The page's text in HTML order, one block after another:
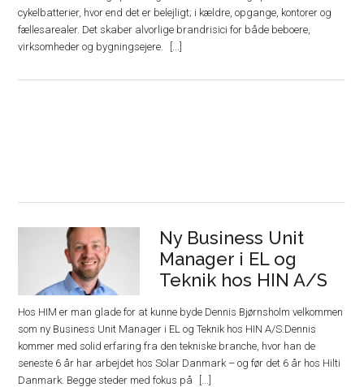
cykelbatterier, hvor end det er belejligt; i kældre, opgange, kontorer og
fællesarealer. Det skaber alvorlige brandrisici for både beboere,
virksomheder og bygningsejere.
Ny Business Unit
Manager i EL og
Teknik hos HIN A/S
Hos HIM er man glade for at kunne byde Dennis Bjørnsholm velkommen
som ny Business Unit Manager i EL og Teknik hos HIN A/S.Dennis
kommer med solid erfaring fra den tekniske branche, hvor han de
seneste 6 år har arbejdet hos Solar Danmark – og før det 6 år hos Hilti
Danmark. Begge steder med fokus på